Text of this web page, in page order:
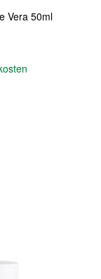
Vera 50ml